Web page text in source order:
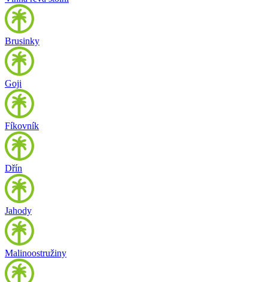
Brusinky
Goji
Fíkovník
Dřín
Jahody
Malinoostružiny